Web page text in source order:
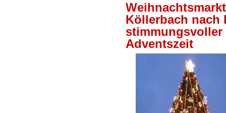
Köllerbach nach
stimmungsvoller
Adventszeit